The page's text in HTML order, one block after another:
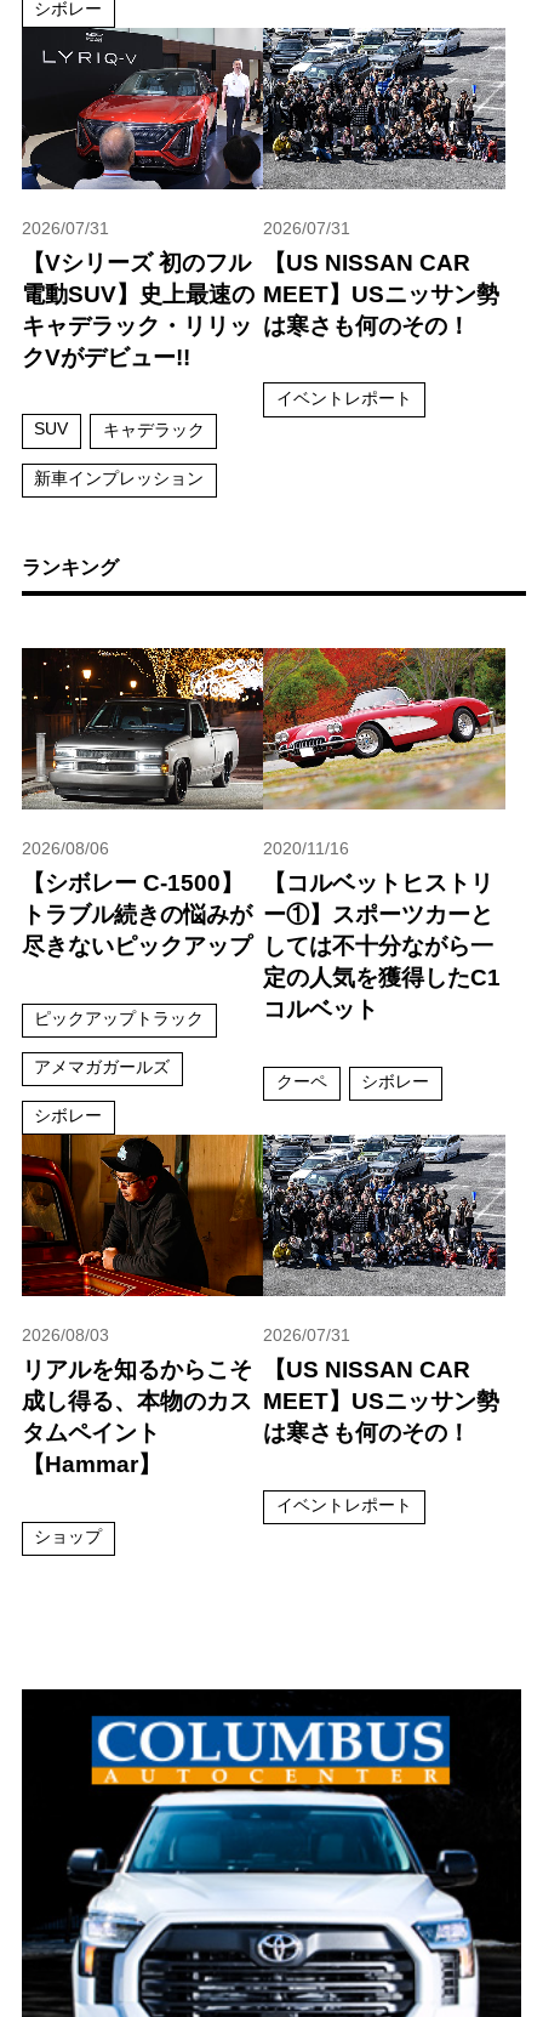
シボレー
2026/07/31
【Vシリーズ 初のフル
電動SUV】史上最速の
キャデラック・リリッ
クVがデビュー!!
SUV キャデラック
新車インプレッション
2026/07/31
【US NISSAN CAR
MEET】USニッサン勢
は寒さも何のその！
イベントレポート
ランキング
2026/08/06
【シボレー C-1500】
トラブル続きの悩みが
尽きないピックアップ
ピックアップトラック
アメマガガールズ
シボレー
2020/11/16
【コルベットヒストリ
ー①】スポーツカーと
しては不十分ながら一
定の人気を獲得したC1
コルベット
クーペ シボレー
2026/08/03
リアルを知るからこそ
成し得る、本物のカス
タムペイント
【Hammar】
ショップ
2026/07/31
【US NISSAN CAR
MEET】USニッサン勢
は寒さも何のその！
イベントレポート